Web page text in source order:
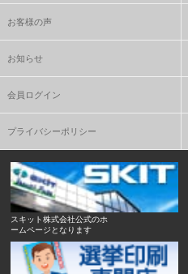
お客様の声
お知らせ
会員ログイン
プライバシーポリシー
スキット株式会社公式のホ
ームページとなります